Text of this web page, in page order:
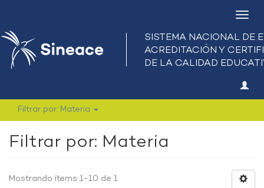
Filtrar por: Materia
Filtrar por: Materia
Mostrando ítems 1-10 de 1